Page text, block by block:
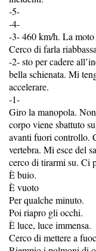
-5-
-4-
-3- 460 km/h. La moto
Cerco di farla
-2- sto per cadere
bella schienata. Mi
accelerare.
-1-
Giro la manopola.
corpo viene sbattuto
avanti fuori controllo.
vertebra. Mi esce del
cerco di tirarmi su. Ci
È buio.
È vuoto
Per qualche minuto.
Poi riapro gli occhi.
È luce, luce immensa.
Cerco di mettere a